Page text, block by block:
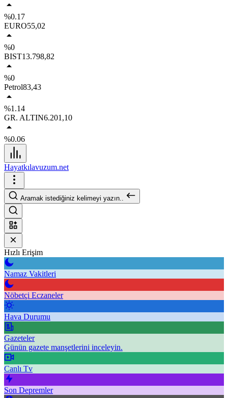
%0.17
EURO55,02
%0
BIST13.798,82
%0
Petrol83,43
%1.14
GR. ALTIN6.201,10
%0.06
Hayatkılavuzum.net
Aramak istediğiniz kelimeyi yazın..
Hızlı Erişim
Namaz Vakitleri
Nöbetçi Eczaneler
Hava Durumu
Gazeteler
Günün gazete manşetlerini inceleyin.
Canlı Tv
Son Depremler